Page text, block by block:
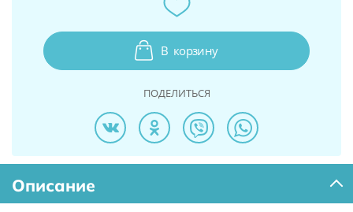
В корзину
ПОДЕЛИТЬСЯ
Описание